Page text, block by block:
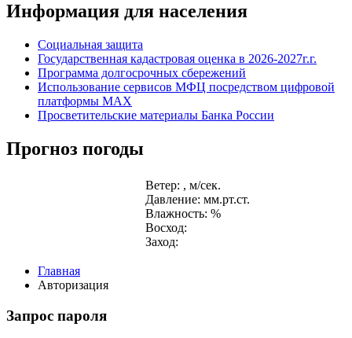
Информация для населения
Социальная защита
Государственная кадастровая оценка в 2026-2027г.г.
Программа долгосрочных сбережений
Использование сервисов МФЦ посредством цифровой
платформы MAX
Просветительские материалы Банка России
Прогноз погоды
Ветер: , м/сек.
Давление: мм.рт.ст.
Влажность: %
Восход:
Заход:
Главная
Авторизация
Запрос пароля